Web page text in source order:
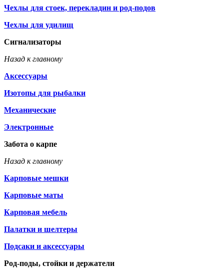
Чехлы для стоек, перекладин и род-подов
Чехлы для удилищ
Сигнализаторы
Назад к главному
Аксессуары
Изотопы для рыбалки
Механические
Электронные
Забота о карпе
Назад к главному
Карповые мешки
Карповые маты
Карповая мебель
Палатки и шелтеры
Подсаки и аксессуары
Род-поды, стойки и держатели